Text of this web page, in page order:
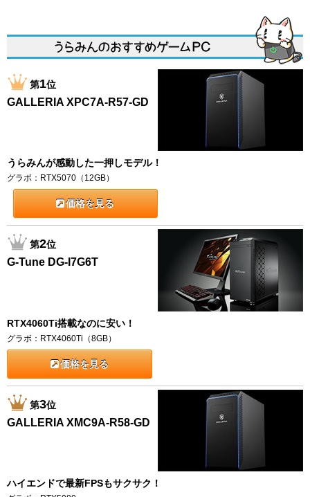
第1位
GALLERIA XPC7A-R57-GD
うらみんが感動した一押しモデル！
グラボ：RTX5070（12GB）
価格を見る
第2位
G-Tune DG-I7G6T
RTX4060Ti搭載なのに安い！
グラボ：RTX4060Ti（8GB）
価格を見る
第3位
GALLERIA XMC9A-R58-GD
ハイエンドで最新FPSもサクサク！